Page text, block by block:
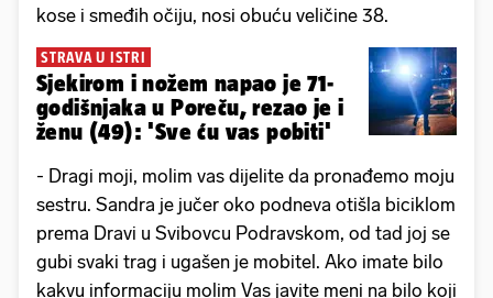
kose i smeđih očiju, nosi obuću veličine 38.
STRAVA U ISTRI
Sjekirom i nožem napao je 71-
godišnjaka u Poreču, rezao je i
ženu (49): 'Sve ću vas pobiti'
- Dragi moji, molim vas dijelite da pronađemo moju
sestru. Sandra je jučer oko podneva otišla biciklom
prema Dravi u Svibovcu Podravskom, od tad joj se
gubi svaki trag i ugašen je mobitel. Ako imate bilo
kakvu informaciju molim Vas javite meni na bilo koji